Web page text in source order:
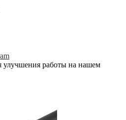
улучшения работы на нашем